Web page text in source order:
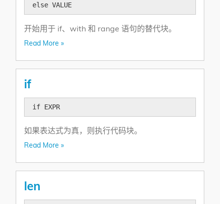
else VALUE
开始用于 if、with 和 range 语句的替代块。
Read More »
if
if EXPR
如果表达式为真，则执行代码块。
Read More »
len